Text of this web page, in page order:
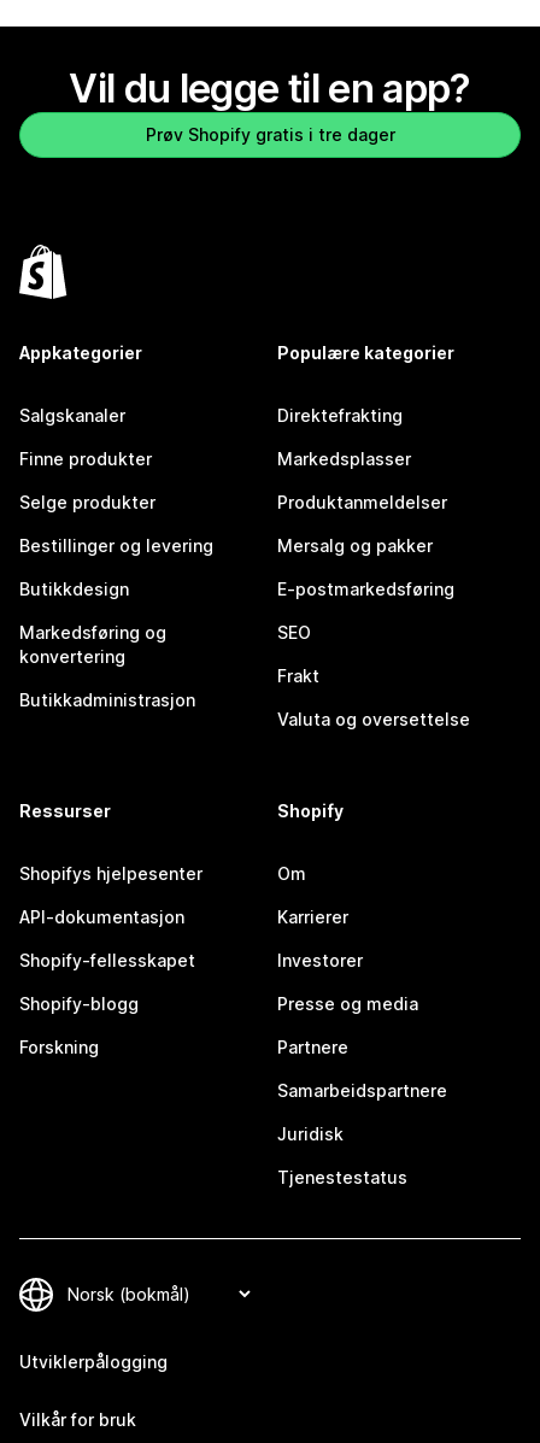
Vil du legge til en app?
Prøv Shopify gratis i tre dager
Appkategorier
Salgskanaler
Finne produkter
Selge produkter
Bestillinger og levering
Butikkdesign
Markedsføring og
konvertering
Butikkadministrasjon
Populære kategorier
Direktefrakting
Markedsplasser
Produktanmeldelser
Mersalg og pakker
E-postmarkedsføring
SEO
Frakt
Valuta og oversettelse
Ressurser
Shopifys hjelpesenter
API-dokumentasjon
Shopify-fellesskapet
Shopify-blogg
Forskning
Shopify
Om
Karrierer
Investorer
Presse og media
Partnere
Samarbeidspartnere
Juridisk
Tjenestestatus
Utviklerpålogging
Vilkår for bruk